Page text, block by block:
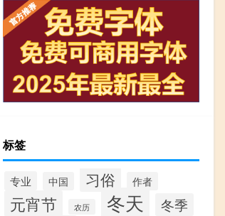
标签
专业 中国 习俗 作者
元宵节 农历 冬天 冬季